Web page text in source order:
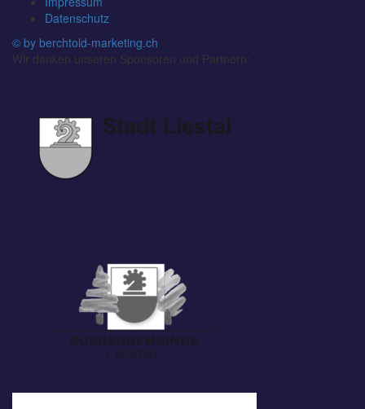
Datenschutz
© by berchtold-marketing.ch
Wir danken unseren Sponsoren und Partnern: